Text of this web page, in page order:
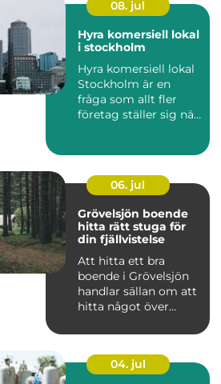
08. jul
Hyra komersiell lokal
i stockholm
Hyra komersiell lokal
Stockholm är en
fråga som allt fler
företag ställer sig när
06. jul
Grövelsjön boende
hitta rätt stuga för
din fjällvistelse
Att hitta ett bra
boende i Grövelsjön
handlar sällan om att
hitta något över
at...
04. jul